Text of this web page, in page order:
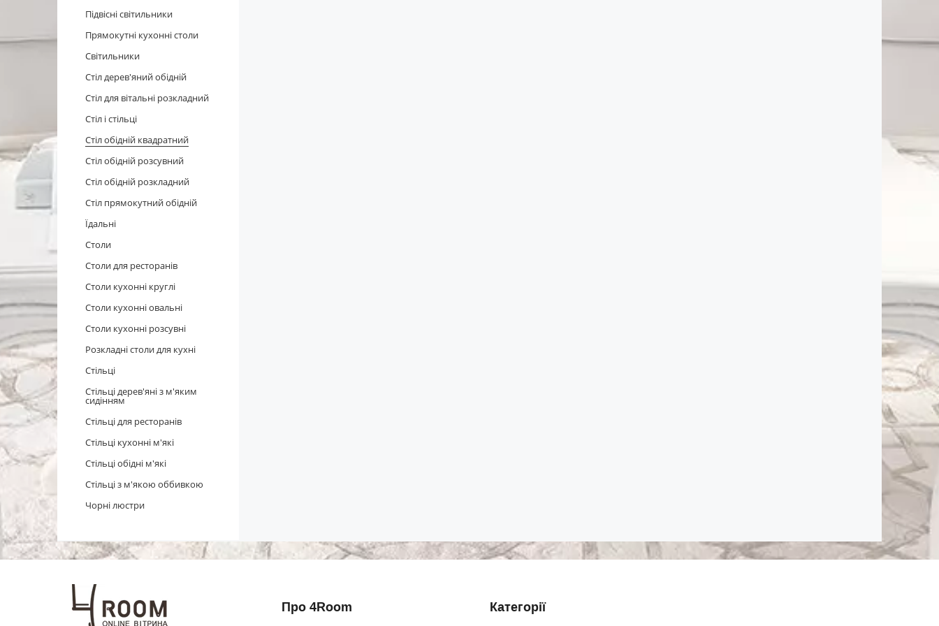
Підвісні світильники
Прямокутні кухонні столи
Світильники
Стіл дерев'яний обідній
Стіл для вітальні розкладний
Cтіл і стільці
Стіл обідній квадратний
Стіл обідній розсувний
Стіл обідній розкладний
Стіл прямокутний обідній
Їдальні
Столи
Столи для ресторанів
Столи кухонні круглі
Столи кухонні овальні
Столи кухонні розсувні
Розкладні столи для кухні
Стільці
Стільці дерев'яні з м'яким
сидінням
Стільці для ресторанів
Стільці кухонні м'які
Стільці обідні м'які
Стільці з м'якою оббивкою
Чорні люстри
Про 4Room Категорії